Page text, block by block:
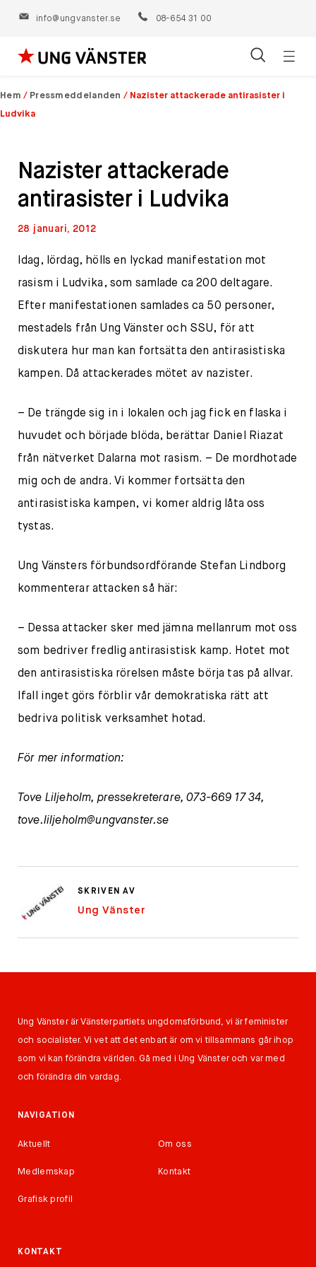
info@ungvanster.se 08-654 31 00
Hoppa
till
innehåll
Hem / Pressmeddelanden / Nazister attackerade antirasister i
Ludvika
Nazister attackerade
antirasister i Ludvika
28 januari, 2012
Idag, lördag, hölls en lyckad manifestation mot
rasism i Ludvika, som samlade ca 200 deltagare.
Efter manifestationen samlades ca 50 personer,
mestadels från Ung Vänster och SSU, för att
diskutera hur man kan fortsätta den antirasistiska
kampen. Då attackerades mötet av nazister.
– De trängde sig in i lokalen och jag fick en flaska i
huvudet och började blöda, berättar Daniel Riazat
från nätverket Dalarna mot rasism. – De mordhotade
mig och de andra. Vi kommer fortsätta den
antirasistiska kampen, vi komer aldrig låta oss
tystas.
Ung Vänsters förbundsordförande Stefan Lindborg
kommenterar attacken så här:
– Dessa attacker sker med jämna mellanrum mot oss
som bedriver fredlig antirasistisk kamp. Hotet mot
den antirasistiska rörelsen måste börja tas på allvar.
Ifall inget görs förblir vår demokratiska rätt att
bedriva politisk verksamhet hotad.
För mer information:
Tove Liljeholm, pressekreterare, 073-669 17 34,
tove.liljeholm@ungvanster.se
SKRIVEN AV
Ung Vänster
Ung Vänster är Vänsterpartiets ungdomsförbund, vi är feminister
och socialister. Vi vet att det enbart är om vi tillsammans går ihop
som vi kan förändra världen. Gå med i Ung Vänster och var med
och förändra din vardag.
NAVIGATION
Aktuellt Om oss
Medlemskap Kontakt
Grafisk profil
KONTAKT